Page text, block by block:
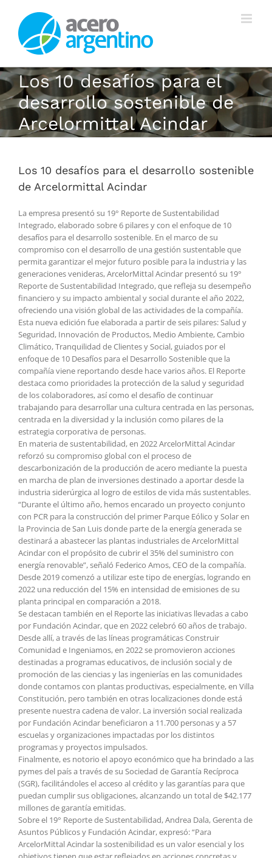
contenido
Los 10 desafíos para el
desarrollo sostenible de
Arcelormittal Acindar
Los 10 desafíos para el desarrollo sostenible
de Arcelormittal Acindar
La empresa presentó su 19° Reporte de Sustentabilidad
Integrado, elaborado sobre 6 pilares y con el enfoque de 10
desafíos para el desarrollo sostenible. En el marco de su
compromiso con el desarrollo de una gestión sustentable que
permita garantizar el mejor futuro posible para la industria y las
generaciones venideras, ArcelorMittal Acindar presentó su 19°
Reporte de Sustentabilidad Integrado, que refleja su desempeño
financiero y su impacto ambiental y social durante el año 2022,
ofreciendo una visión global de las actividades de la compañía.
Esta nueva edición fue elaborada a partir de seis pilares: Salud y
Seguridad, Innovación de Productos, Medio Ambiente, Cambio
Climático, Tranquilidad de Clientes y Social, guiados por el
enfoque de 10 Desafíos para el Desarrollo Sostenible que la
compañía viene reportando desde hace varios años. El Reporte
destaca como prioridades la protección de la salud y seguridad
de los colaboradores, así como el desafío de continuar
trabajando para desarrollar una cultura centrada en las personas,
centrada en la diversidad y la inclusión como pilares de la
estrategia corporativa de personas.
En materia de sustentabilidad, en 2022 ArcelorMittal Acindar
reforzó su compromiso global con el proceso de
descarbonización de la producción de acero mediante la puesta
en marcha de plan de inversiones destinado a aportar desde la
industria siderúrgica al logro de estilos de vida más sustentables.
“Durante el último año, hemos encarado un proyecto conjunto
con PCR para la construcción del primer Parque Eólico y Solar en
la Provincia de San Luis donde parte de la energía generada se
destinará a abastecer las plantas industriales de ArcelorMittal
Acindar con el propósito de cubrir el 35% del suministro con
energía renovable”, señaló Federico Amos, CEO de la compañía.
Desde 2019 comenzó a utilizar este tipo de energías, logrando en
2022 una reducción del 15% en intensidad de emisiones de su
planta principal en comparación a 2018.
Se destacan también en el Reporte las iniciativas llevadas a cabo
por Fundación Acindar, que en 2022 celebró 60 años de trabajo.
Desde allí, a través de las líneas programáticas Construir
Comunidad e Ingeniamos, en 2022 se promovieron acciones
destinadas a programas educativos, de inclusión social y de
promoción de las ciencias y las ingenierías en las comunidades
donde contamos con plantas productivas, especialmente, en Villa
Constitución, pero también en otras localizaciones donde está
presente nuestra cadena de valor. La inversión social realizada
por Fundación Acindar beneficiaron a 11.700 personas y a 57
escuelas y organizaciones impactadas por los distintos
programas y proyectos impulsados.
Finalmente, es notorio el apoyo económico que ha brindado a las
pymes del país a través de su Sociedad de Garantía Recíproca
(SGR), facilitándoles el acceso al crédito y las garantías para que
puedan cumplir sus obligaciones, alcanzando un total de $42.177
millones de garantía emitidas.
Sobre el 19° Reporte de Sustentabilidad, Andrea Dala, Gerenta de
Asuntos Públicos y Fundación Acindar, expresó: “Para
ArcelorMittal Acindar la sostenibilidad es un valor esencial y los